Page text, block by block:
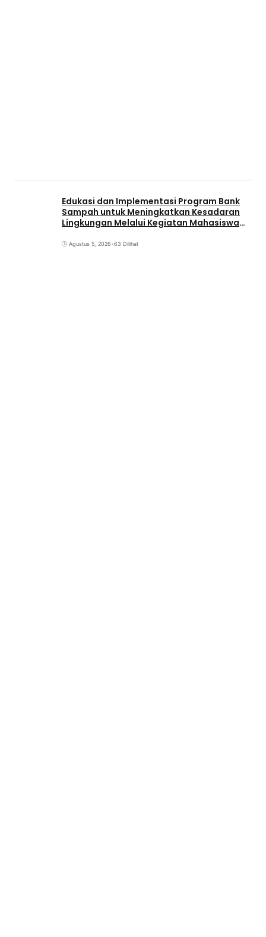
Edukasi dan Implementasi Program Bank
Sampah untuk Meningkatkan Kesadaran
Lingkungan Melalui Kegiatan Mahasiswa
Agustus 5, 2026•63 Dilihat